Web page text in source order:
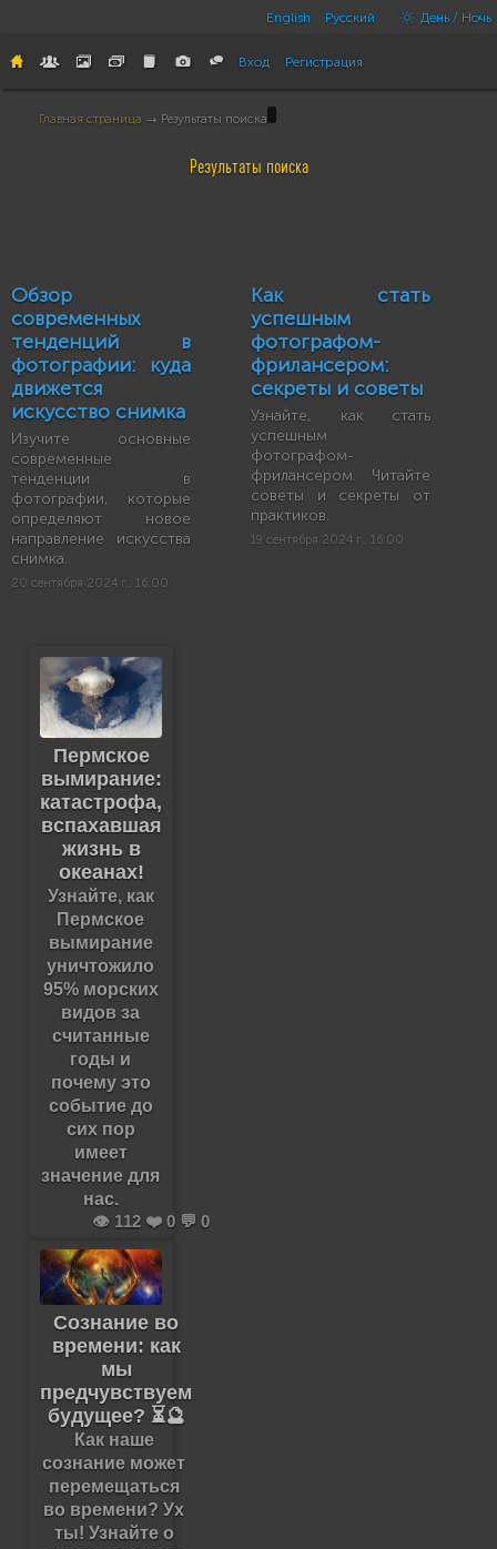
English Русский День / Ночь
Вход Регистрация
Главная страница → Результаты поиска
Результаты поиска
Обзор
современных
тенденций в
фотографии: куда
движется
искусство снимка
Изучите основные
современные
тенденции в
фотографии, которые
определяют новое
направление искусства
снимка.
20 сентября 2024 г., 16:00
Пермское
вымирание:
катастрофа,
вспахавшая
жизнь в
океанах!
Узнайте, как
Пермское
вымирание
уничтожило
95% морских
видов за
считанные
годы и
почему это
событие до
сих пор
имеет
значение для
нас.
👁️ 112 ❤️ 0 💬 0
Сознание во
времени: как
мы
предчувствуем
будущее? ⏳🔮
Как наше
сознание может
перемещаться
во времени? Ух
ты! Узнайте о
Как стать
успешным
фотографом-
фрилансером:
секреты и советы
Узнайте, как стать
успешным
фотографом-
фрилансером. Читайте
советы и секреты от
практиков.
19 сентября 2024 г., 16:00